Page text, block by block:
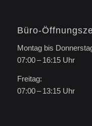
Büro-
Montag bis
07:00 – 16:15 Uhr
Freitag:
07:00 – 13:15 Uhr